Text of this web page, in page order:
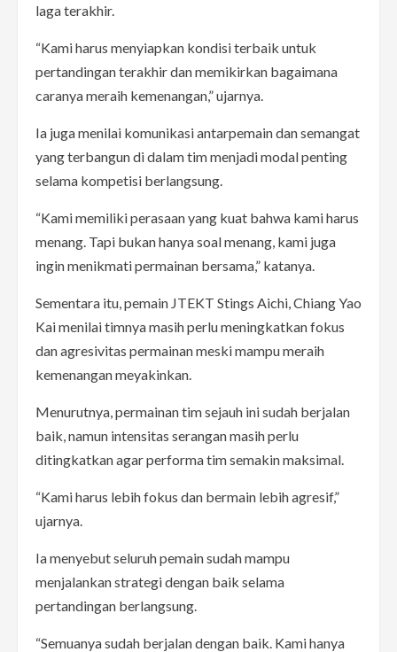
laga terakhir.
“Kami harus menyiapkan kondisi terbaik untuk
pertandingan terakhir dan memikirkan bagaimana
caranya meraih kemenangan,” ujarnya.
Ia juga menilai komunikasi antarpemain dan semangat
yang terbangun di dalam tim menjadi modal penting
selama kompetisi berlangsung.
“Kami memiliki perasaan yang kuat bahwa kami harus
menang. Tapi bukan hanya soal menang, kami juga
ingin menikmati permainan bersama,” katanya.
Sementara itu, pemain JTEKT Stings Aichi, Chiang Yao
Kai menilai timnya masih perlu meningkatkan fokus
dan agresivitas permainan meski mampu meraih
kemenangan meyakinkan.
Menurutnya, permainan tim sejauh ini sudah berjalan
baik, namun intensitas serangan masih perlu
ditingkatkan agar performa tim semakin maksimal.
“Kami harus lebih fokus dan bermain lebih agresif,”
ujarnya.
Ia menyebut seluruh pemain sudah mampu
menjalankan strategi dengan baik selama
pertandingan berlangsung.
“Semuanya sudah berjalan dengan baik. Kami hanya